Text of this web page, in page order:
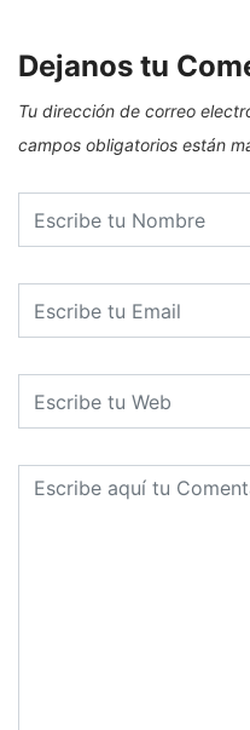
Dejanos tu
Tu dirección de correo
campos obligatorios están